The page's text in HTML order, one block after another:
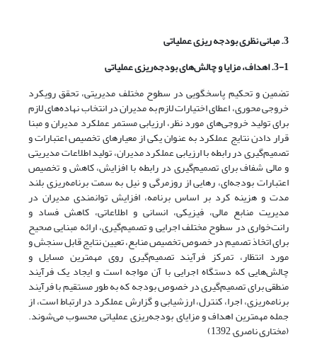
3. مبانی نظری بودجه ریزی عملیاتی
3-1. اهداف، مزایا و چالش‌های بودجه‌ریزی عملیاتی
تضمین و تحکیم پاسخگویی در سطوح مختلف مدیریتی، تحقق رویکرد
خروجی محوری، اعطای اختیارات لازم به مدیران در انتخاب نهاده‌های لازم
برای تولید خروجی‌های مورد نظر، ارزیابی مستمر عملکرد مدیران و مبنا
قرار دادن نتایج عملکرد به عنوان یکی از معیارهای تخصیص اعتبارات و
تصمیم‌گیری در رابطه با ارزیابی عملکرد مدیران، تولید اطلاعات مدیریتی
و مالی شفاف برای تصمیم‌گیری در رابطه با افزایش، کاهش و تخصیص
اعتبارات بودجه‌ای، رهایی از روزمرگی و نیل به سمت برنامه‌ریزی بلند
مدت و هزینه کرد بر اساس برنامه، افزایش توانمندی مدیران در
مدیریت منابع مالی، فیزیکی، انسانی و اطلاعاتی، کاهش فساد و
رانت‌خواری در سطوح مختلف اجرایی و تصمیم‌گیری، ارائه مبنایی صحیح
برای اتخاذ تصمیم در خصوص تخصیص منابع، تعیین نتایج قابل سنجش و
مورد انتظار، تمرکز فرآیند تصمیم‌گیری روی مهمترین مسایل و
چالش‌هایی که دستگاه اجرایی با آن مواجه است و ایجاد یک فرآیند
منطقی برای تصمیم‌گیری در خصوص بودجه که به طور مستقیم با فرآیند
برنامه‌ریزی، اجرا، کنترل، ارزشیابی و گزارش عملکرد در ارتباط است، از
جمله مهمترین اهداف و مزایای بودجه‌ریزی عملیاتی محسوب می‌شوند.
(مختاری ناصری, 1392)